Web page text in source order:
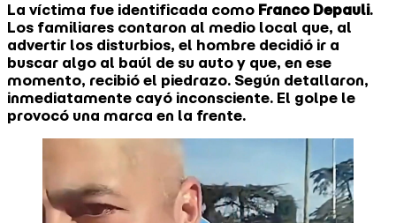
La víctima fue identificada como Franco Depauli.
Los familiares contaron al medio local que, al
advertir los disturbios, el hombre decidió ir a
buscar algo al baúl de su auto y que, en ese
momento, recibió el piedrazo. Según detallaron,
inmediatamente cayó inconsciente. El golpe le
provocó una marca en la frente.